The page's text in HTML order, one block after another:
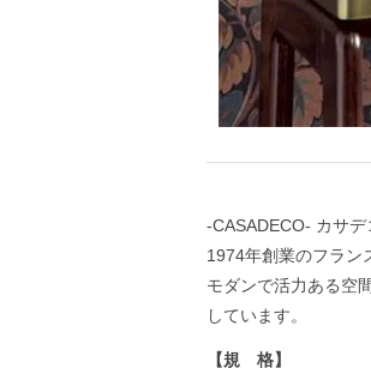
-CASADECO- カサデ
1974年創業のフラン
モダンで活力ある空
しています。
【規 格】